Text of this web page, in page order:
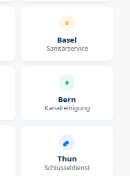
Basel
Sanitärservice
Bern
Kanalreinigung
Thun
Schlüsseldienst